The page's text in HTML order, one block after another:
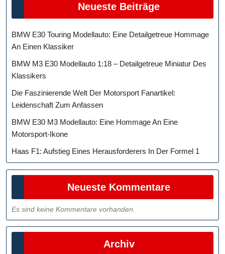
Neueste Beiträge
BMW E30 Touring Modellauto: Eine Detailgetreue Hommage
An Einen Klassiker
BMW M3 E30 Modellauto 1:18 – Detailgetreue Miniatur Des
Klassikers
Die Faszinierende Welt Der Motorsport Fanartikel:
Leidenschaft Zum Anfassen
BMW E30 M3 Modellauto: Eine Hommage An Eine
Motorsport-Ikone
Haas F1: Aufstieg Eines Herausforderers In Der Formel 1
Neueste Kommentare
Es sind keine Kommentare vorhanden.
Archiv